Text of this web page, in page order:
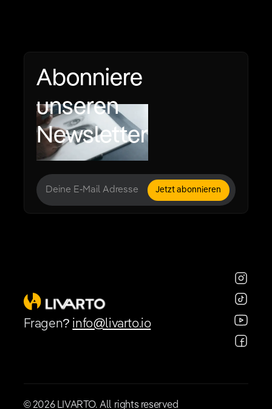
Abonniere
unseren
Newsletter
Fragen? info@livarto.io
© 2026 LIVARTO. All rights reserved